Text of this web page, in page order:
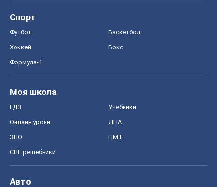
Спорт
Футбол Баскетбол
Хоккей Бокс
Формула-1
Моя школа
ГДЗ Учебники
Онлайн уроки ДПА
ЗНО НМТ
СНГ решебники
Авто